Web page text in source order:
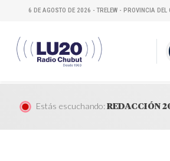
6 DE AGOSTO DE 2026 - TRELEW - PROVINCIA DEL
Estás escuchando:REDACCIÓN